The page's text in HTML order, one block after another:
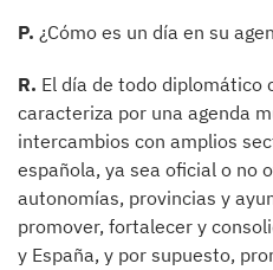
P. ¿Cómo es un día en su
R. El día de todo diplomático
caracteriza por una agenda
intercambios con amplios
española, ya sea oficial o no
autonomías, provincias y
promover, fortalecer y
y España, y por supuesto,